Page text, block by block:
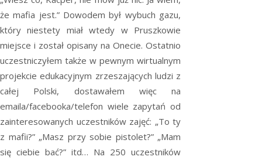
że mafia jest.” Dowodem był wybuch gazu,
który niestety miał wtedy w Pruszkowie
miejsce i został opisany na Onecie. Ostatnio
uczestniczyłem także w pewnym wirtualnym
projekcie edukacyjnym zrzeszających ludzi z
całej Polski, dostawałem więc na
emaila/facebooka/telefon wiele zapytań od
zainteresowanych uczestników zajęć: „To ty
z mafii?” „Masz przy sobie pistolet?” „Mam
się ciebie bać?” itd… Na 250 uczestników